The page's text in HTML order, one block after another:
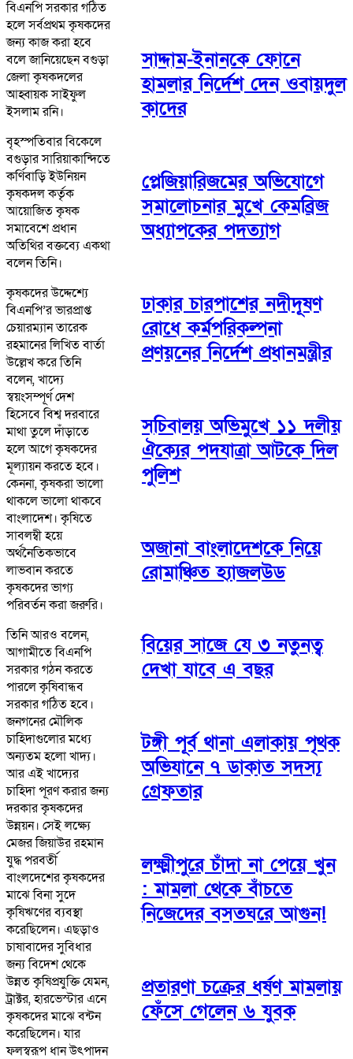
বিএনপি সরকার গঠিত
হলে সর্বপ্রথম কৃষকদের
জন্য কাজ করা হবে
বলে জানিয়েছেন বগুড়া
জেলা কৃষকদলের
আহ্বায়ক সাইফুল
ইসলাম রনি।
বৃহস্পতিবার বিকেলে
বগুড়ার সারিয়াকান্দিতে
কর্ণিবাড়ি ইউনিয়ন
কৃষকদল কর্তৃক
আয়োজিত কৃষক
সমাবেশে প্রধান
অতিথির বক্তব্যে একথা
বলেন তিনি।
কৃষকদের উদ্দেশ্যে
বিএনপি’র ভারপ্রাপ্ত
চেয়ারম্যান তারেক
রহমানের লিখিত বার্তা
উল্লেখ করে তিনি
বলেন, খাদ্যে
স্বয়ংসম্পূর্ণ দেশ
হিসেবে বিশ্ব দরবারে
মাথা তুলে দাঁড়াতে
হলে আগে কৃষকদের
মূল্যায়ন করতে হবে।
কেননা, কৃষকরা ভালো
থাকলে ভালো থাকবে
বাংলাদেশ। কৃষিতে
সাবলম্বী হয়ে
অর্থনৈতিকভাবে
লাভবান করতে
কৃষকদের ভাগ্য
পরিবর্তন করা জরুরি।
তিনি আরও বলেন,
আগামীতে বিএনপি
সরকার গঠন করতে
পারলে কৃষিবান্ধব
সরকার গঠিত হবে।
জনগনের মৌলিক
চাহিদাগুলোর মধ্যে
অন্যতম হলো খাদ্য।
আর এই খাদ্যের
চাহিদা পূরণ করার জন্য
দরকার কৃষকদের
উন্নয়ন। সেই লক্ষ্যে
মেজর জিয়াউর রহমান
যুদ্ধ পরবর্তী
বাংলদেশের কৃষকদের
মাঝে বিনা সুদে
কৃষিঋণের ব্যবস্থা
করেছিলেন। এছড়াও
চাষাবাদের সুবিধার
জন্য বিদেশ থেকে
উন্নত কৃষিপ্রযুক্তি যেমন,
ট্রাক্টর, হারভেস্টার এনে
কৃষকদের মাঝে বন্টন
করেছিলেন। যার
ফলস্বরূপ ধান উৎপাদন
সাদ্দাম-ইনানকে ফোনে
হামলার নির্দেশ দেন ওবায়দুল
কাদের
প্লেজিয়ারিজমের অভিযোগে
সমালোচনার মুখে কেমব্রিজ
অধ্যাপকের পদত্যাগ
ঢাকার চারপাশের নদীদূষণ
রোধে কর্মপরিকল্পনা
প্রণয়নের নির্দেশ প্রধানমন্ত্রীর
সচিবালয় অভিমুখে ১১ দলীয়
ঐক্যের পদযাত্রা আটকে দিল
পুলিশ
অজানা বাংলাদেশকে নিয়ে
রোমাঞ্চিত হ্যাজলউড
বিয়ের সাজে যে ৩ নতুনত্ব
দেখা যাবে এ বছর
টঙ্গী পূর্ব থানা এলাকায় পৃথক
অভিযানে ৭ ডাকাত সদস্য
গ্রেফতার
লক্ষ্মীপুরে চাঁদা না পেয়ে খুন
: মামলা থেকে বাঁচতে
নিজেদের বসতঘরে আগুন!
প্রতারণা চক্রের ধর্ষণ মামলায়
ফেঁসে গেলেন ৬ যুবক